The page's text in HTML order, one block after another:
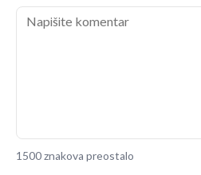
1500 znakova preostalo